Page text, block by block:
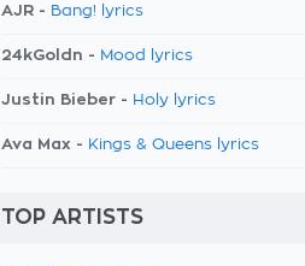
AJR - Bang! lyrics
24kGoldn - Mood lyrics
Justin Bieber - Holy lyrics
Ava Max - Kings & Queens lyrics
TOP ARTISTS